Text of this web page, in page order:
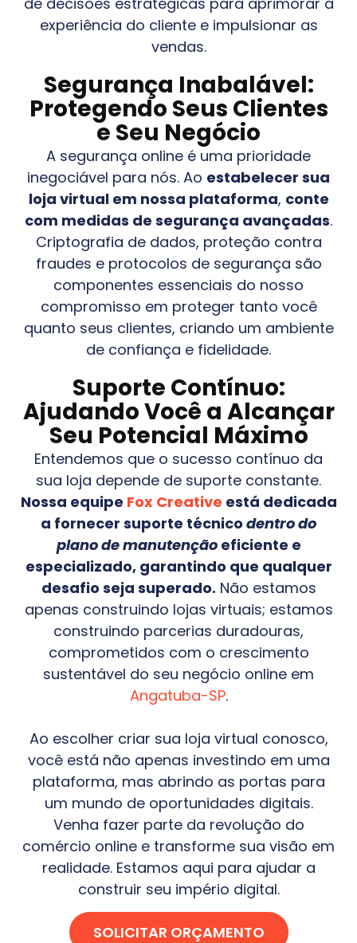
experiência do cliente e impulsionar as
vendas.
Segurança Inabalável:
Protegendo Seus Clientes
e Seu Negócio
A segurança online é uma prioridade
inegociável para nós. Ao estabelecer sua
loja virtual em nossa plataforma, conte
com medidas de segurança avançadas.
Criptografia de dados, proteção contra
fraudes e protocolos de segurança são
componentes essenciais do nosso
compromisso em proteger tanto você
quanto seus clientes, criando um ambiente
de confiança e fidelidade.
Suporte Contínuo:
Ajudando Você a Alcançar
Seu Potencial Máximo
Entendemos que o sucesso contínuo da
sua loja depende de suporte constante.
Nossa equipe Fox Creative está dedicada
a fornecer suporte técnico dentro do
plano de manutençãoeficiente e
especializado, garantindo que qualquer
desafio seja superado. Não estamos
apenas construindo lojas virtuais; estamos
construindo parcerias duradouras,
comprometidos com o crescimento
sustentável do seu negócio online em
Angatuba-SP.
Ao escolher criar sua loja virtual conosco,
você está não apenas investindo em uma
plataforma, mas abrindo as portas para
um mundo de oportunidades digitais.
Venha fazer parte da revolução do
comércio online e transforme sua visão em
realidade. Estamos aqui para ajudar a
construir seu império digital.
SOLICITAR ORÇAMENTO